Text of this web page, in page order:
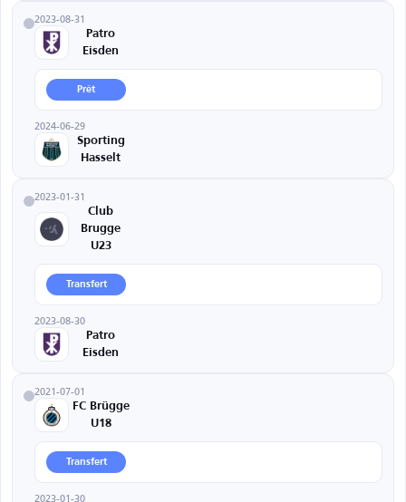
2023-08-31
Patro
Eisden
Prêt
2024-06-29
Sporting
Hasselt
2023-01-31
Club
Brugge
U23
Transfert
2023-08-30
Patro
Eisden
2021-07-01
FC Brügge
U18
Transfert
2023-01-30